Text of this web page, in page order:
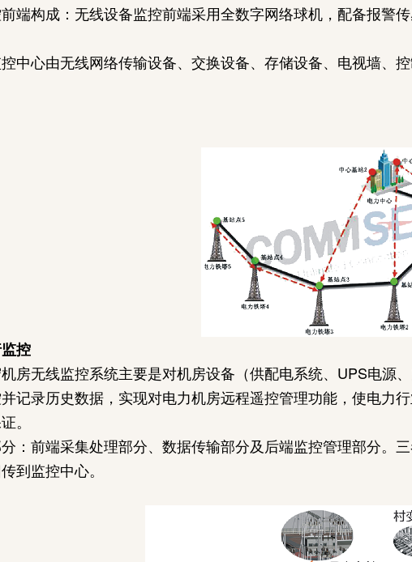
端构成：无线设备监控前端采用全数字网络球机，配备报警
中心由无线网络传输设备、交换设备、存储设备、电视墙、控
控
房无线监控系统主要是对机房设备（供配电系统、UPS电源
记录历史数据，实现对电力机房远程遥控管理功能，使电力
。
：前端采集处理部分、数据传输部分及后端监控管理部分。
到监控中心。